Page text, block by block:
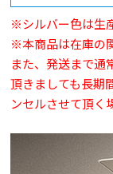
※シルバー色は生
※本商品は在庫の
また、発送まで通
頂きましても長期
ンセルさせて頂く